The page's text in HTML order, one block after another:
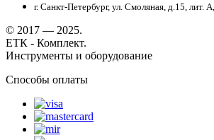
г. Санкт-Петербург, ул. Смоляная, д.15, лит.
© 2017 — 2025.
ЕТК - Комплект.
Инструменты и оборудование
Способы оплаты